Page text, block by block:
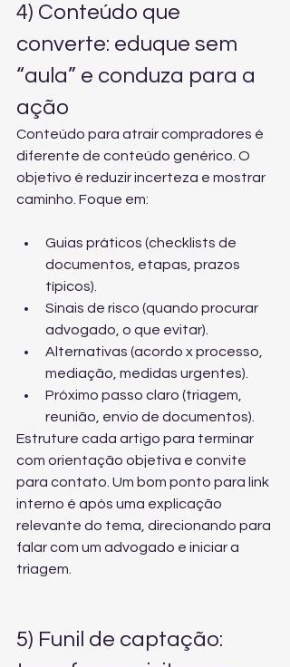
4) Conteúdo que
converte: eduque sem
“aula” e conduza para a
ação
Conteúdo para atrair compradores é
diferente de conteúdo genérico. O
objetivo é reduzir incerteza e mostrar
caminho. Foque em:
Guias práticos (checklists de
documentos, etapas, prazos
típicos).
Sinais de risco (quando procurar
advogado, o que evitar).
Alternativas (acordo x processo,
mediação, medidas urgentes).
Próximo passo claro (triagem,
reunião, envio de documentos).
Estruture cada artigo para terminar
com orientação objetiva e convite
para contato. Um bom ponto para link
interno é após uma explicação
relevante do tema, direcionando para
falar com um advogado e iniciar a
triagem.
5) Funil de captação: